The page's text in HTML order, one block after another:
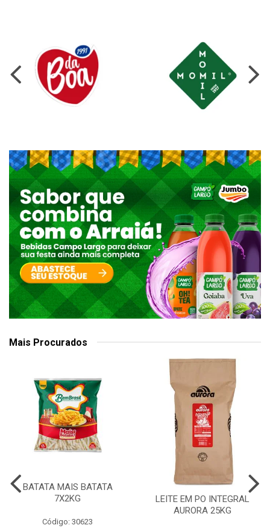
Mais Procurados
BATATA MAIS BATATA
7X2KG
Código: 30623
LEITE EM PO INTEGRAL
AURORA 25KG